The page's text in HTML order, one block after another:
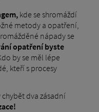
kde se shromáždí
metody a opatření,
nápady se
opatření byste
by se měl lépe
kteří s procesy
dva zásadní